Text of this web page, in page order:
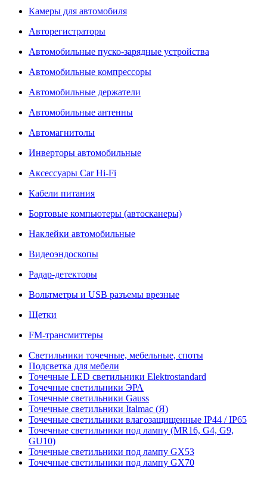
Камеры для автомобиля
Авторегистраторы
Автомобильные пуско-зарядные устройства
Автомобильные компрессоры
Автомобильные держатели
Автомобильные антенны
Автомагнитолы
Инверторы автомобильные
Аксессуары Car Hi-Fi
Кабели питания
Бортовые компьютеры (автосканеры)
Наклейки автомобильные
Видеоэндоскопы
Радар-детекторы
Вольтметры и USB разъемы врезные
Щетки
FM-трансмиттеры
Светильники точечные, мебельные, споты
Подсветка для мебели
Точечные LED светильники Elektrostandard
Точечные светильники ЭРА
Точечные светильники Gauss
Точечные светильники Italmac (Я)
Точечные светильники влагозащищенные IP44 / IP65
Точечные светильники под лампу (MR16, G4, G9,
GU10)
Точечные светильники под лампу GX53
Точечные светильники под лампу GX70